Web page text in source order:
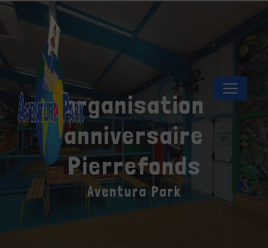
organisation
anniversaire
Pierrefonds
Aventura Park
Panneau de gestion des cookies